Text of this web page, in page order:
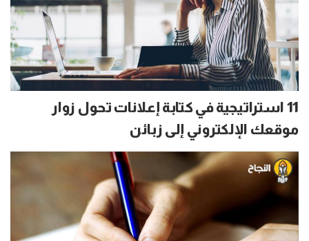
11 استراتيجية في كتابة إعلانات تحول زوار
موقعك الإلكتروني إلى زبائن